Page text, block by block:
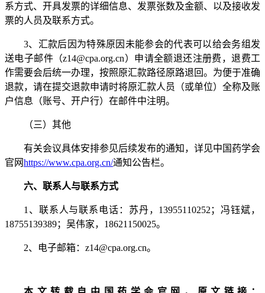
系方式、开具发票的详细信息、发票张数及金额、以及接收发
票的人员及联系方式。
3、汇款后因为特殊原因未能参会的代表可以给会务组发
送电子邮件（z14@cpa.org.cn）申请全额退还注册费，退费工
作需要会后统一办理，按照原汇款路径原路退回。为便于准确
退款，请在提交退款申请时将原汇款人员（或单位）全称及账
户信息（账号、开户行）在邮件中注明。
（三）其他
有关会议具体安排参见后续发布的通知，详见中国药学会
官网https://www.cpa.org.cn/通知公告栏。
六、联系人与联系方式
1、联系人与联系电话：苏丹，13955110252；冯钰斌，
18755139389；吴伟家，18621150025。
2、电子邮箱：z14@cpa.org.cn。